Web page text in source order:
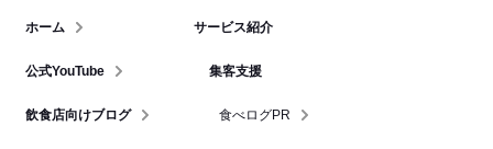
ホーム
公式YouTube
飲食店向けブログ
サービス紹介
集客支援
食べログPR